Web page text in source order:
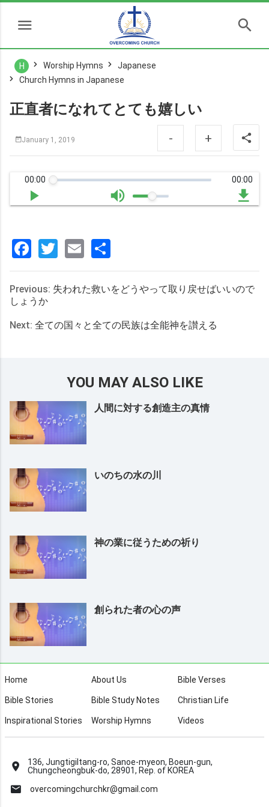
H Worship Hymns
Japanese
Church Hymns in Japanese
正直者になれてとても嬉しい
January 1, 2019 - +
00:00 00:00
Facebook
Twitter
Email
享
Previous: 失われた救いをどうやって取り戻せばいいので
しょうか
Next: 全ての国々と全ての民族は全能神を讃える
YOU MAY ALSO LIKE
人間に対する創造主の真情
いのちの水の川
神の業に従うための祈り
創られた者の心の声
Home About Us Bible Verses
Bible Stories Bible Study Notes Christian Life
Inspirational Stories Worship Hymns Videos
136, Jungtigiltang-ro, Sanoe-myeon, Boeun-gun,
Chungcheongbuk-do, 28901, Rep. of KOREA
overcomingchurchkr@gmail.com